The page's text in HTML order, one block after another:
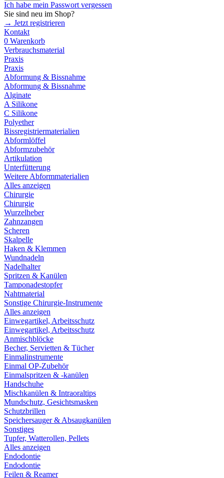
Ich habe mein Passwort vergessen
Sie sind neu im Shop?
→ Jetzt registrieren
Kontakt
0 Warenkorb
Verbrauchsmaterial
Praxis
Praxis
Abformung & Bissnahme
Abformung & Bissnahme
Alginate
A Silikone
C Silikone
Polyether
Bissregistriermaterialien
Abformlöffel
Abformzubehör
Artikulation
Unterfütterung
Weitere Abformmaterialien
Alles anzeigen
Chirurgie
Chirurgie
Wurzelheber
Zahnzangen
Scheren
Skalpelle
Haken & Klemmen
Wundnadeln
Nadelhalter
Spritzen & Kanülen
Tamponadestopfer
Nahtmaterial
Sonstige Chirurgie-Instrumente
Alles anzeigen
Einwegartikel, Arbeitsschutz
Einwegartikel, Arbeitsschutz
Anmischblöcke
Becher, Servietten & Tücher
Einmalinstrumente
Einmal OP-Zubehör
Einmalspritzen & -kanülen
Handschuhe
Mischkanülen & Intraoraltips
Mundschutz, Gesichtsmasken
Schutzbrillen
Speichersauger & Absaugkanülen
Sonstiges
Tupfer, Watterollen, Pellets
Alles anzeigen
Endodontie
Endodontie
Feilen & Reamer